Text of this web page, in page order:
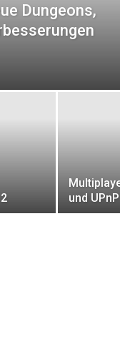
Dungeons,
und